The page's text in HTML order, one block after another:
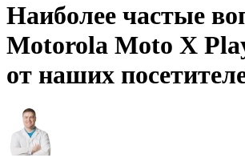
Наиболее частые
Motorola Moto X
от наших